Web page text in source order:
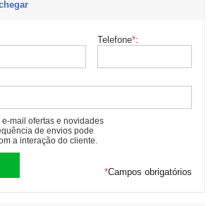
Telefone*:
mail ofertas e novidades
de envios pode
a interação do cliente.
*Campos obrigatórios